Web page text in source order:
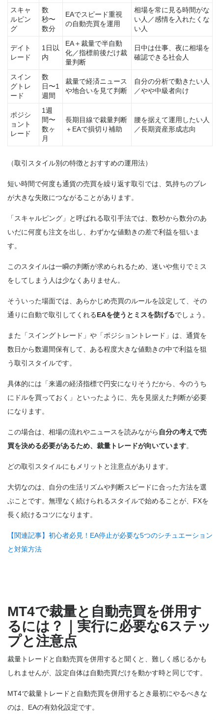
スキャ
ルピン
グ
数
秒〜
数分
EAでスピード重視
の自動売買を運用
相場を常に見る時間がな
い人／感情を入れたくな
い人
デイト
レード
1日以
内
EA＋裁量で半自動
化／指標前後だけ裁
量判断
日中は仕事、夜に相場を
確認できる社会人
スイン
グトレ
ード
数
日〜1
週間
裁量で経済ニュース
や地合いを見て判断
自分の分析で動きたい人
／やや中級者向け
ポジシ
ョント
レード
1週
間〜
数ヶ
月
長期目線で裁量判断
＋EAで損切り補助
腰を据えて運用したい人
／長期資産形成志向
（取引スタイル別の特徴とおすすめの運用法）
短い時間で何度も通貨の売買を繰り返す取引では、気持ちのブレ
が大きな失敗につながることがあります。
「スキャルピング」と呼ばれる取引手法では、数秒から数分のあ
いだに何度も注文を出し、わずかな値動きの差で利益を狙いま
す。
このスタイルは一瞬の判断が求められるため、迷いや焦りでミス
をしてしまう人は少なくありません。
そういった場面では、あらかじめ売買のルールを設定して、その
通りに自動で取引してくれるEAを使うとミスを防げるでしょう。
また「スイングトレード」や「ポジショントレード」は、通貨を
数日から数週間保有して、ある程度大きな値動きの中で利益を狙
う取引スタイルです。
具体的には「来週の経済指標で円安になりそうだから、今のうち
にドルを買っておく」といったように、 先を見据えた判断が必要
になります。
この場合は、相場の流れやニュースを読みながら 自分の考えで売
買を決める必要があるため、裁量トレードが向いています。
どの取引スタイルにもメリットと注意点があります。
大切なのは、自分の生活リズムや判断スピードに合った方法を選
ぶことです。無理なく続けられるスタイルで始めることが、FXを
長く続けるコツになります。
【関連記事】初心者必見！EA停止が必要な5つのシチュエーション
と対策方法
MT4で裁量と自動売買を併用す
るには？｜実行に必要な6ステッ
プと注意点
裁量トレードと自動売買を併用すると聞くと、難しく感じるかも
しれませんが、設定自体は自動売買だけを動かす時と同じです。
MT4で裁量トレードと自動売買を併用するとき最初にやるべきな
のは、EAの有効化設定です。